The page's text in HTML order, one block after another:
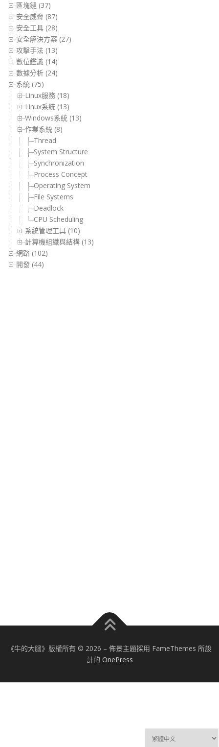
區塊鏈 (37)
安全威脅 (87)
安全工具 (28)
安全解決方案 (27)
攻擊手法 (13)
數位鑑識 (14)
數據分析 (24)
系統 (75)
Linux服務 (18)
Linux系統 (13)
Windows系統 (13)
作業系統 (8)
Thread
System Structure
Synchronization
Process Concept
Operating System
File Systems
Deadlock
CPU Scheduling
系統管理工具 (10)
計算機組織與結構 (13)
網路 (102)
開發 (44)
《牛的大腦》版權所有 © 2026 – 佈景主題採用 FameThemes 所設
計的 OnePress